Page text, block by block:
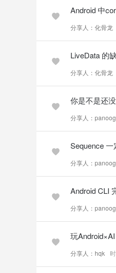
Android 中
分享人：化骨龙
LiveData 的
分享人：化骨龙
你是不是还
分享人：
Sequence
分享人：
Android CLI
分享人：
玩
分享人：hqk